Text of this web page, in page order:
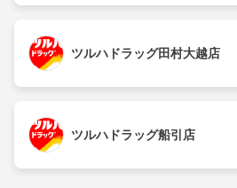
ツルハドラッグ田村大越店
ツルハドラッグ船引店